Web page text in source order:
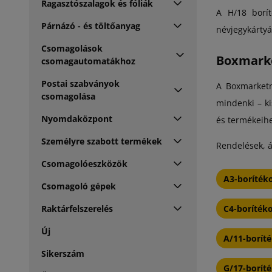
Ragasztószalagok és fóliák
Párnázó - és töltőanyag
Csomagolások
csomagautomatákhoz
Postai szabványok
csomagolása
Nyomdaközpont
Személyre szabott termékek
Csomagolóeszközök
Csomagoló gépek
Raktárfelszerelés
Új
Sikerszám
A H/18
A
mindenki –
és
Rendelések,
A3-
C4-
A/11-
G/17-